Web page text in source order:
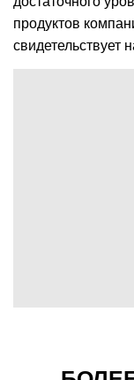
продуктов
свидетельствует